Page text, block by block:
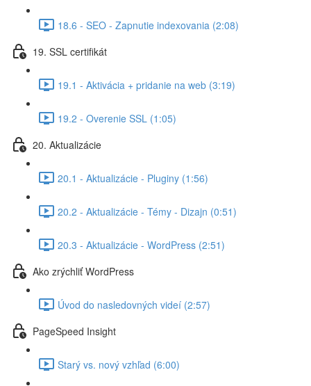
18.6 - SEO - Zapnutie indexovania (2:08)
19. SSL certifikát
19.1 - Aktivácia + pridanie na web (3:19)
19.2 - Overenie SSL (1:05)
20. Aktualizácie
20.1 - Aktualizácie - Pluginy (1:56)
20.2 - Aktualizácie - Témy - Dizajn (0:51)
20.3 - Aktualizácie - WordPress (2:51)
Ako zrýchliť WordPress
Úvod do nasledovných videí (2:57)
PageSpeed Insight
Starý vs. nový vzhľad (6:00)